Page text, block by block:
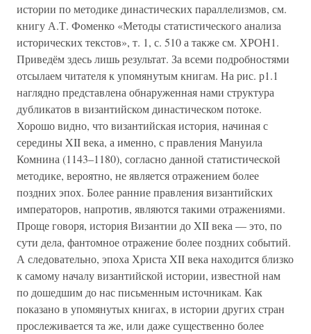
истории по методике династических параллелизмов, см.
книгу А.Т. Фоменко «Методы статистического анализа
исторических текстов», т. 1, с. 510 а также см. ХРОН1.
Приведём здесь лишь результат. За всеми подробностями
отсылаем читателя к упомянутым книгам. На рис. р1.1
наглядно представлена обнаруженная нами структура
дубликатов в византийском династическом потоке.
Хорошо видно, что византийская история, начиная с
середины XII века, а именно, с правления Мануила
Комнина (1143–1180), согласно данной статистической
методике, вероятно, не является отражением более
поздних эпох. Более ранние правления византийских
императоров, напротив, являются такими отражениями.
Проще говоря, история Византии до XII века — это, по
сути дела, фантомное отражение более поздних событий.
А следовательно, эпоха Христа XII века находится близко
к самому началу византийской истории, известной нам
по дошедшим до нас письменным источникам. Как
показано в упомянутых книгах, в истории других стран
прослеживается та же, или даже существенно более